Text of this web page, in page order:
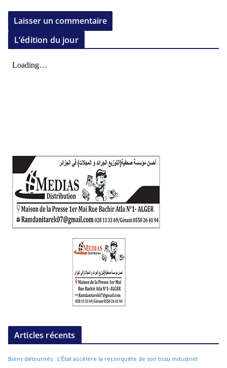
L’édition du jour
Articles récents
Biens détournés : L’État accélère la reconquête de son tissu industriel